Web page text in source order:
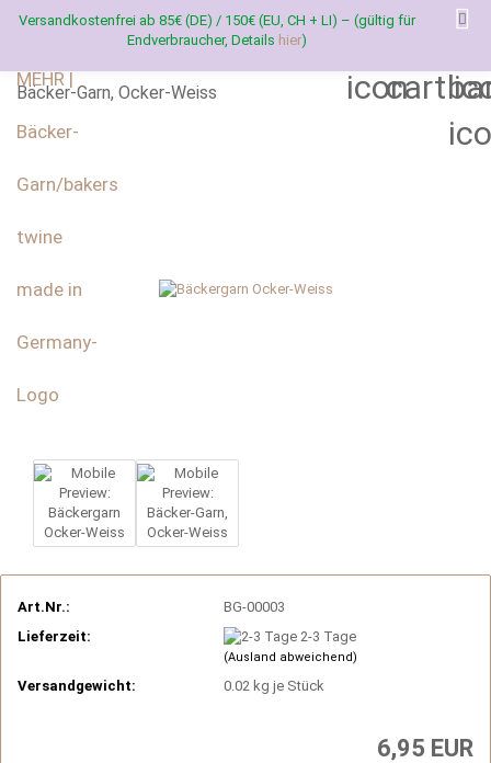
Versandkostenfrei ab 85€ (DE) / 150€ (EU, CH + LI) – (gültig für
Endverbraucher, Details hier)
Bäcker-Garn, Ocker-Weiss
Art.Nr.:
BG-00003
Lieferzeit:
2-3 Tage
(Ausland abweichend)
Versandgewicht: 0.02 kg je Stück
6,95 EUR